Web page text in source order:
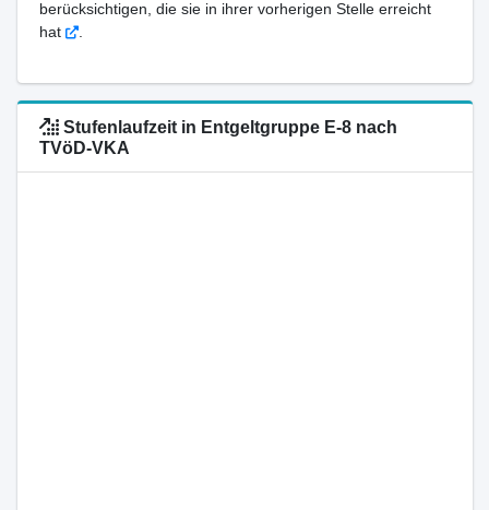
berücksichtigen, die sie in ihrer vorherigen Stelle erreicht
hat
.
Stufenlaufzeit in Entgeltgruppe E-8 nach
TVöD-VKA